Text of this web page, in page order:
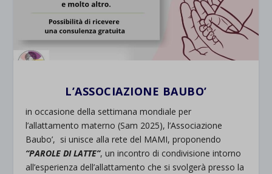
L’ASSOCIAZIONE BAUBO’
in occasione della settimana mondiale per
l’allattamento materno (Sam 2025), l’Associazione
Baubo’, si unisce alla rete del MAMI, proponendo
“PAROLE DI LATTE”, un incontro di condivisione intorno
all’esperienza dell’allattamento che si svolgerà presso la